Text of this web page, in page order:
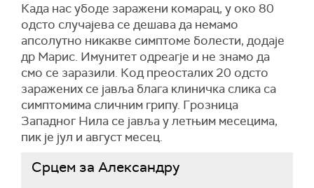
Када нас убоде заражени комарац, у око 80
одсто случајева се дешава да немамо
апсолутно никакве симптоме болести, додаје
др Марис. Имунитет одреагје и не знамо да
смо се заразили. Код преосталих 20 одсто
заражених се јавља блага клиничка слика са
симптомима сличним грипу. Грозница
Западног Нила се јавља у летњим месецима,
пик је јул и август месец.
Срцем за Александру